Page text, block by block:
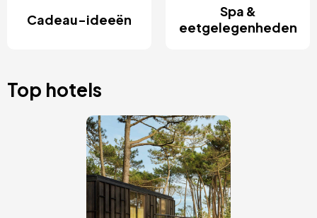
Cadeau-ideeën
Spa &
eetgelegenheden
Top hotels
Afbeelding